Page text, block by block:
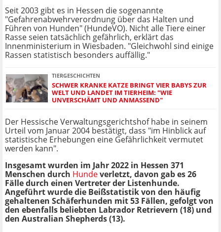
Seit 2003 gibt es in Hessen die sogenannte
"Gefahrenabwehrverordnung über das Halten und
Führen von Hunden" (HundeVO). Nicht alle Tiere einer
Rasse seien tatsächlich gefährlich, erklärt das
Innenministerium in Wiesbaden. "Gleichwohl sind einige
Rassen statistisch besonders auffällig."
TIERGESCHICHTEN
SCHWER KRANKE KATZE BRINGT VIER BABYS ZUR
WELT UND LANDET IM TIERHEIM: "WIE
UNVERSCHÄMT UND ANMASSEND"
Der Hessische Verwaltungsgerichtshof habe in seinem
Urteil vom Januar 2004 bestätigt, dass "im Hinblick auf
statistische Erhebungen eine Gefährlichkeit vermutet
werden kann".
Insgesamt wurden im Jahr 2022 in Hessen 371
Menschen durch Hundeverletzt, davon gab es 26
Fälle durch einen Vertreter der Listenhunde.
Angeführt wurde die Beißstatistik von den häufig
gehaltenen Schäferhunden mit 53 Fällen, gefolgt von
den ebenfalls beliebten Labrador Retrievern (18) und
den Australian Shepherds (13).